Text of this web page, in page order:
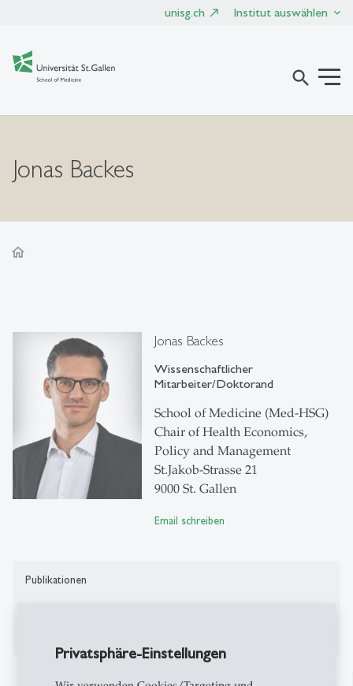
Privatsphäre-Einstellungen
unisg.ch Institut auswählen
search
Jonas Backes
home
Jonas Backes
Wissenschaftlicher
Mitarbeiter/Doktorand
School of Medicine (Med-HSG)
Chair of Health Economics,
Policy and Management
St.Jakob-Strasse 21
9000 St. Gallen
Email schreiben
Publikationen